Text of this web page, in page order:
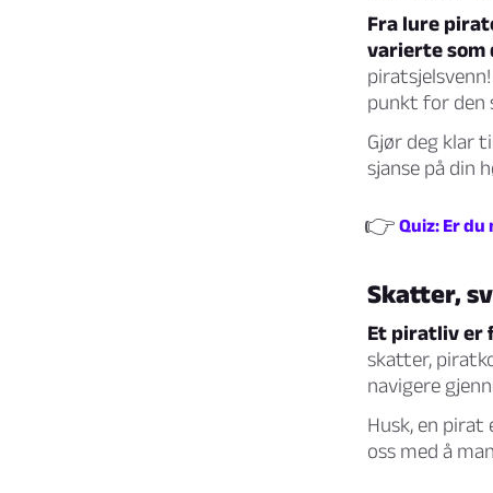
Fra lure
varierte som
punkt for den
Gjør deg klar
sjanse på din
👉 Quiz: Er
Skatter,
Et piratliv er
skatter,
navigere
Husk, en pirat
oss med å